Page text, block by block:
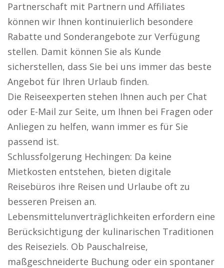
Partnerschaft mit Partnern und Affiliates
können wir Ihnen kontinuierlich besondere
Rabatte und Sonderangebote zur Verfügung
stellen. Damit können Sie als Kunde
sicherstellen, dass Sie bei uns immer das beste
Angebot für Ihren Urlaub finden.
Die Reiseexperten stehen Ihnen auch per Chat
oder E-Mail zur Seite, um Ihnen bei Fragen oder
Anliegen zu helfen, wann immer es für Sie
passend ist.
Schlussfolgerung Hechingen: Da keine
Mietkosten entstehen, bieten digitale
Reisebüros ihre Reisen und Urlaube oft zu
besseren Preisen an.
Lebensmittelunverträglichkeiten erfordern eine
Berücksichtigung der kulinarischen Traditionen
des Reiseziels. Ob Pauschalreise,
maßgeschneiderte Buchung oder ein spontaner